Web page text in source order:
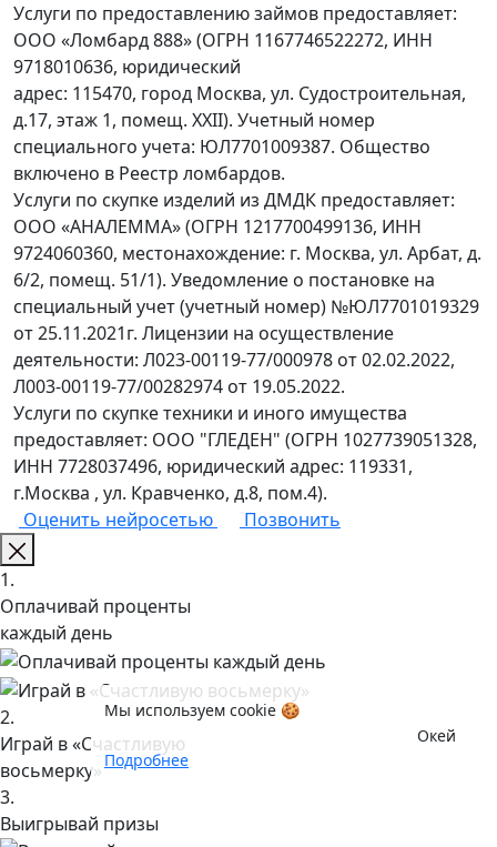
Услуги по предоставлению займов предоставляет:
ООО «Ломбард 888» (ОГРН 1167746522272, ИНН
9718010636, юридический
адрес: 115470, город Москва, ул. Судостроительная,
д.17, этаж 1, помещ. XXII). Учетный номер
специального учета: ЮЛ7701009387. Общество
включено в Реестр ломбардов.
Услуги по скупке изделий из ДМДК предоставляет:
ООО «АНАЛЕММА» (ОГРН 1217700499136, ИНН
9724060360, местонахождение: г. Москва, ул. Арбат, д.
6/2, помещ. 51/1). Уведомление о постановке на
специальный учет (учетный номер) №ЮЛ7701019329
от 25.11.2021г. Лицензии на осуществление
деятельности: Л023-00119-77/000978 от 02.02.2022,
Л003-00119-77/00282974 от 19.05.2022.
Услуги по скупке техники и иного имущества
предоставляет: ООО "ГЛЕДЕН" (ОГРН 1027739051328,
ИНН 7728037496, юридический адрес: 119331,
г.Москва , ул. Кравченко, д.8, пом.4).
Оценить нейросетью
Позвонить
Мы используем cookie 🍪
Подробнее
Окей
1.
Оплачивай проценты
каждый день
2.
Играй в «Счастливую
восьмерку»
3.
Выигрывай призы